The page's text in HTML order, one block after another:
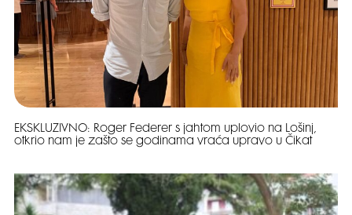
EKSKLUZIVNO: Roger Federer s jahtom uplovio na Lošinj,
otkrio nam je zašto se godinama vraća upravo u Čikat